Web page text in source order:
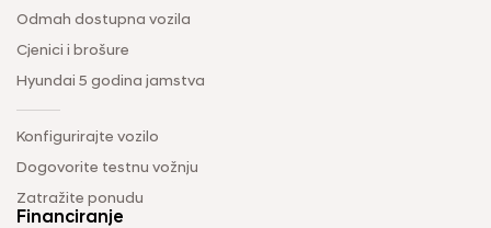
Odmah dostupna vozila
Cjenici i brošure
Hyundai 5 godina jamstva
Konfigurirajte vozilo
Dogovorite testnu vožnju
Zatražite ponudu
Financiranje